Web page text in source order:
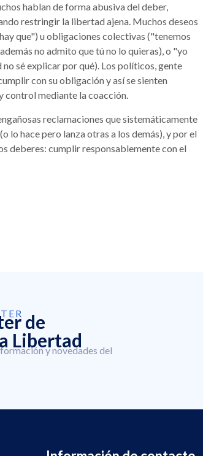
hablan de forma abusiva del deber,
restringir la libertad ajena. Muchos deseos
que") u obligaciones colectivas ("tenemos
no admito que tú no lo quieras), o "yo
sé explicar por qué). Los políticos, gente
con su obligación y así se sienten
control mediante la coacción.
reclamaciones que sistemáticamente
lo hace pero lanza otras a los demás), y por el
deberes: cumplir responsablemente con el
de
Libertad
y novedades del